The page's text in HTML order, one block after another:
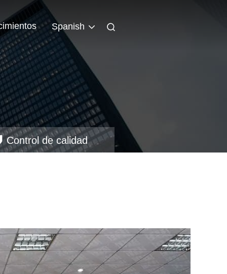
Spanish
Control de calidad